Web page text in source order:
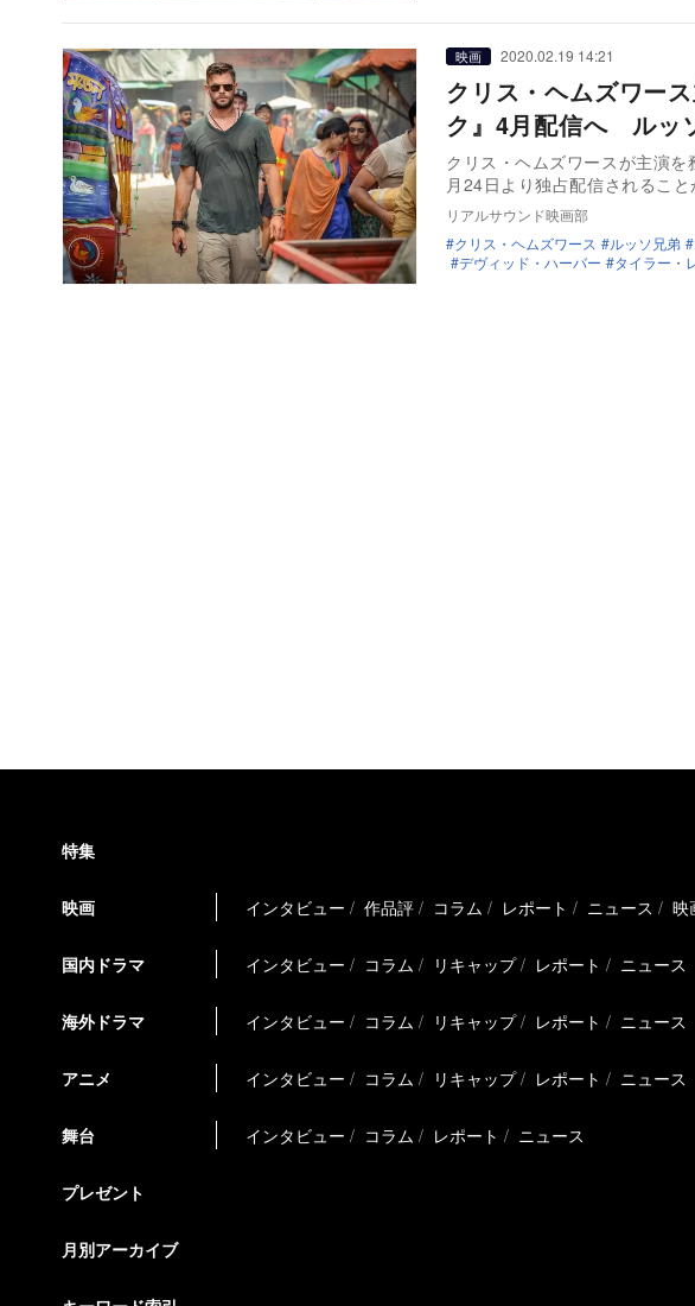
映画 2020.02.19 14:21
クリス・ヘムズワー
ク』4月配信へ ルッ
クリス・ヘムズワースが主演
月24日より独占配信されるこ
リアルサウンド映画部
クリス・ヘムズワース
ルッソ兄弟
デヴィッド・ハーバー
タイラー・
特集
映画 インタビュー 作品評 コラム レポート ニュース 映
国内ドラマ インタビュー コラム リキャップ レポート ニュース
海外ドラマ インタビュー コラム リキャップ レポート ニュース
アニメ インタビュー コラム リキャップ レポート ニュース
舞台 インタビュー コラム レポート ニュース
プレゼント
月別アーカイブ